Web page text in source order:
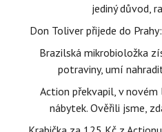
jediný důvod,
Don Toliver přijede do
Brazilská mikrobioložka
potraviny, umí
Action překvapil, v
nábytek. Ověřili jsme,